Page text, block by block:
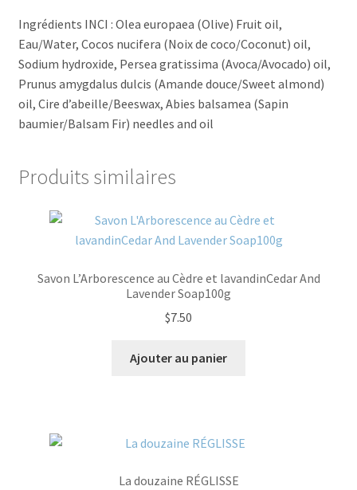
Ingrédients INCI : Olea europaea (Olive) Fruit oil,
Eau/Water, Cocos nucifera (Noix de coco/Coconut) oil,
Sodium hydroxide, Persea gratissima (Avoca/Avocado) oil,
Prunus amygdalus dulcis (Amande douce/Sweet almond)
oil, Cire d’abeille/Beeswax, Abies balsamea (Sapin
baumier/Balsam Fir) needles and oil
Produits similaires
Savon L’Arborescence au Cèdre et lavandinCedar And
Lavender Soap100g
$7.50
Ajouter au panier
La douzaine RÉGLISSE